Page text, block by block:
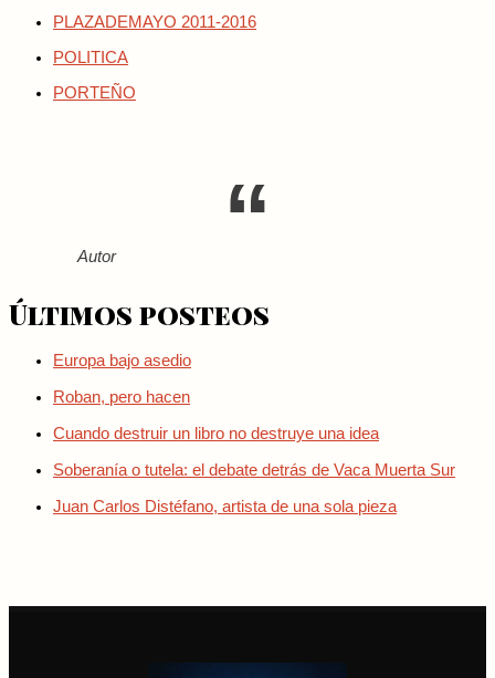
PLAZADEMAYO 2011-2016
POLITICA
PORTEÑO
Autor
Últimos posteos
Europa bajo asedio
Roban, pero hacen
Cuando destruir un libro no destruye una idea
Soberanía o tutela: el debate detrás de Vaca Muerta Sur
Juan Carlos Distéfano, artista de una sola pieza